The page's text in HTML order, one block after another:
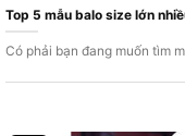
Top 5 mẫu balo size lớn
Có phải bạn đang muốn tìm